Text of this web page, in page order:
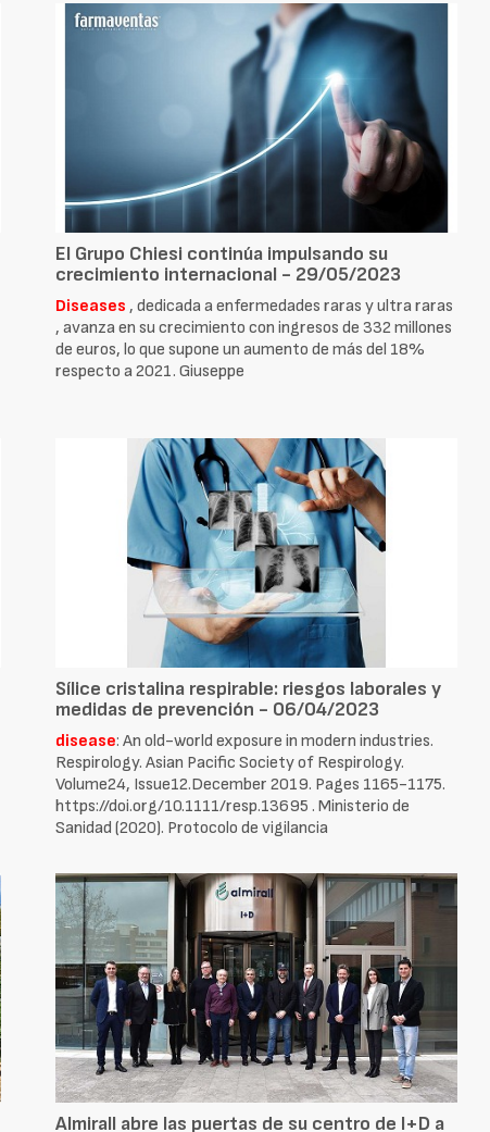
El Grupo Chiesi continúa impulsando su
crecimiento internacional - 29/05/2023
Diseases , dedicada a enfermedades raras y ultra raras
, avanza en su crecimiento con ingresos de 332 millones
de euros, lo que supone un aumento de más del 18%
respecto a 2021. Giuseppe
Sílice cristalina respirable: riesgos laborales y
medidas de prevención - 06/04/2023
disease: An old-world exposure in modern industries.
Respirology. Asian Pacific Society of Respirology.
Volume24, Issue12.December 2019. Pages 1165-1175.
https://doi.org/10.1111/resp.13695 . Ministerio de
Sanidad (2020). Protocolo de vigilancia
Almirall abre las puertas de su centro de I+D a